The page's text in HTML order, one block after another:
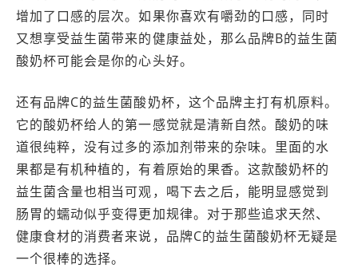
增加了口感的层次。如果你喜欢有嚼劲的口感，同时
又想享受益生菌带来的健康益处，那么品牌B的益生菌
酸奶杯可能会是你的心头好。
还有品牌C的益生菌酸奶杯，这个品牌主打有机原料。
它的酸奶杯给人的第一感觉就是清新自然。酸奶的味
道很纯粹，没有过多的添加剂带来的杂味。里面的水
果都是有机种植的，有着原始的果香。这款酸奶杯的
益生菌含量也相当可观，喝下去之后，能明显感觉到
肠胃的蠕动似乎变得更加规律。对于那些追求天然、
健康食材的消费者来说，品牌C的益生菌酸奶杯无疑是
一个很棒的选择。